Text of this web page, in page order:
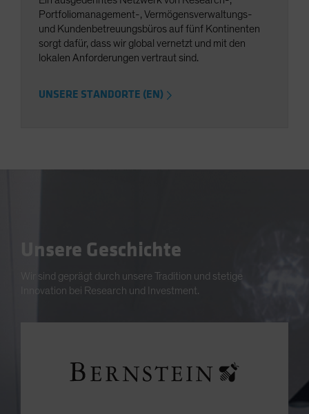
Portfoliomanagement-, Vermögensverwaltungs-
und Kundenbetreuungsbüros auf fünf Kontinenten
sorgt dafür, dass wir global vernetzt und mit den
lokalen Anforderungen vertraut sind.
UNSERE STANDORTE (EN)
Unsere Geschichte
Wir sind geprägt durch unsere Tradition und stetige
Innovation bei Research und Investment.